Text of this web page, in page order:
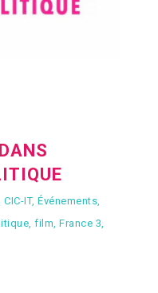
,CIC-IT,Événements
,film ,France 3